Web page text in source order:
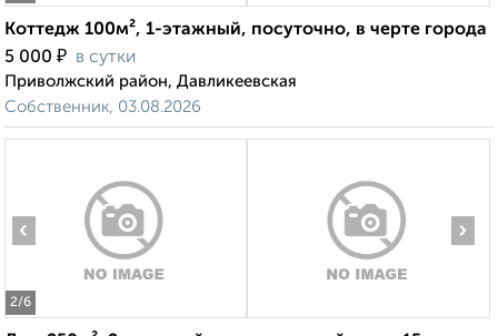
Коттедж 100м², 1-этажный, посуточно, в черте города
5 000 ₽ в сутки
Приволжский район, Давликеевская
Собственник, 03.08.2026
2/6
‹ ›